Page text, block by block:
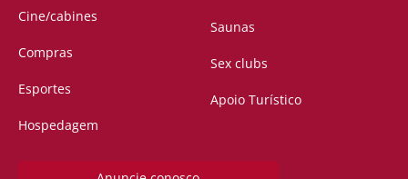
Cine/cabines
Compras
Esportes
Hospedagem
Saunas
Sex clubs
Apoio Turístico